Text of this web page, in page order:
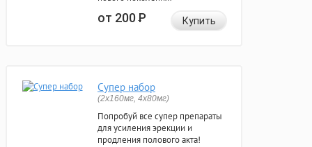
от 200Р Купить
Супер набор
(2х160мг, 4х80мг)
Попробуй все супер препараты
для усиления эрекции и
продления полового акта!